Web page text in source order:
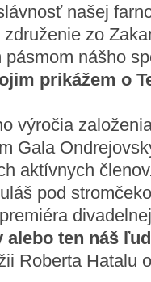
našej
zo
nášho
prikážem o
výročia
Gala
aktívnych
pod
alebo ten náš
Roberta Hatalu